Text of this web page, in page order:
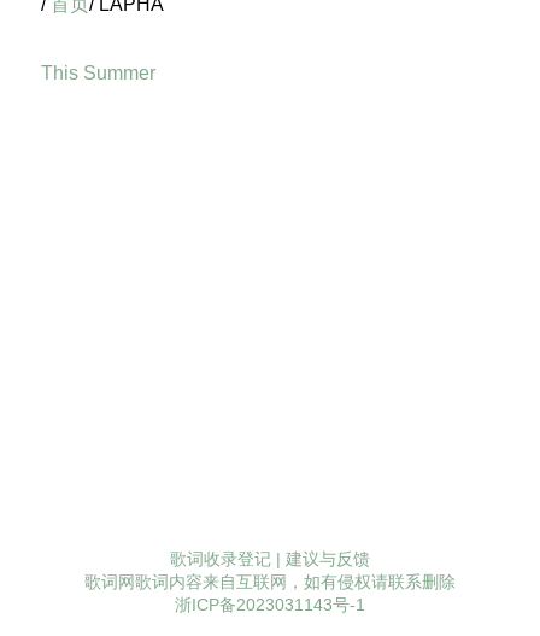
/首页/ LAPHA
This Summer
歌词收录登记 | 建议与反馈
歌词网歌词内容来自互联网，如有侵权请联系删除
浙ICP备2023031143号-1